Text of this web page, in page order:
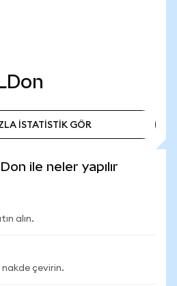
İSTATİSTİK GÖR
ile neler yapılır
alın.
çevirin.